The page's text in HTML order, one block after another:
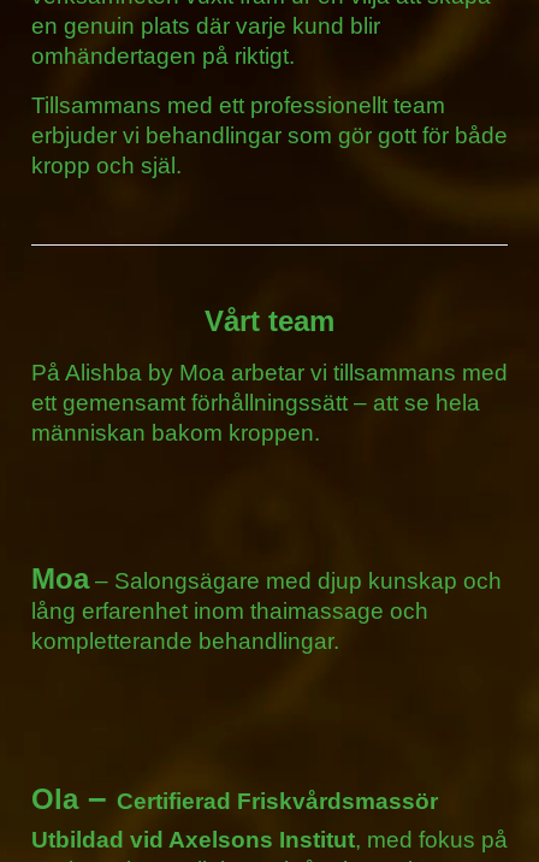
en genuin plats där varje kund blir
omhändertagen på riktigt.
Tillsammans med ett professionellt team
erbjuder vi behandlingar som gör gott för både
kropp och själ.
Vårt team
På Alishba by Moa arbetar vi tillsammans med
ett gemensamt förhållningssätt – att se hela
människan bakom kroppen.
Moa– Salongsägare med djup kunskap och
lång erfarenhet inom thaimassage och
kompletterande behandlingar.
Ola– Certifierad Friskvårdsmassör
Utbildad vid Axelsons Institut, med fokus på